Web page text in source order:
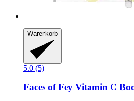
Warenkorb
5.0 (5)
Faces of Fey Vitamin C